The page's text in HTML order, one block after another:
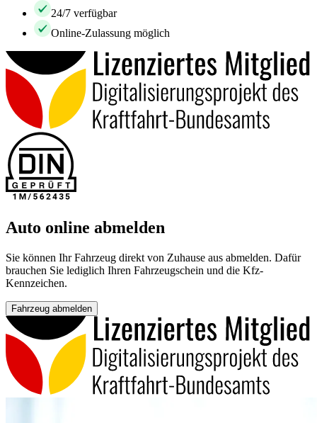
24/7 verfügbar
Online-Zulassung möglich
Auto online abmelden
Sie können Ihr Fahrzeug direkt von Zuhause aus abmelden. Dafür
brauchen Sie lediglich Ihren Fahrzeugschein und die Kfz-
Kennzeichen.
Fahrzeug abmelden